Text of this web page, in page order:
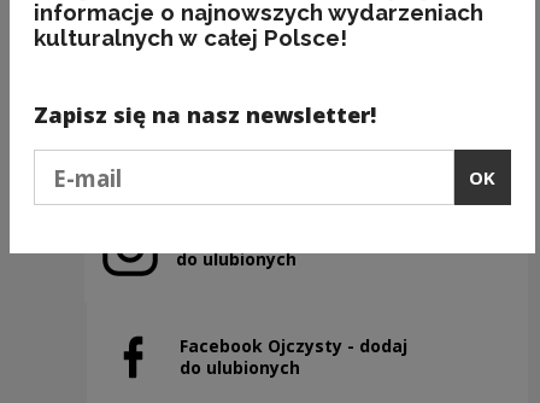
Kategorie: etymologia, frazeologia, rośliny
Previous slide
Next slide
do ulubionych
Note, the link will open in a new window
Facebook Ojczysty - dodaj
do ulubionych
Note, the link will open in a new window
informacje o najnowszych wydarzeniach
kulturalnych w całej Polsce!
Zapisz się na nasz newsletter!
OK